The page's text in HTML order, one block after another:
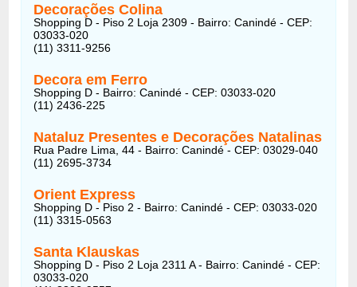
Decorações Colina
Shopping D - Piso 2 Loja 2309 - Bairro: Canindé - CEP:
03033-020
(11) 3311-9256
Decora em Ferro
Shopping D - Bairro: Canindé - CEP: 03033-020
(11) 2436-225
Nataluz Presentes e Decorações Natalinas
Rua Padre Lima, 44 - Bairro: Canindé - CEP: 03029-040
(11) 2695-3734
Orient Express
Shopping D - Piso 2 - Bairro: Canindé - CEP: 03033-020
(11) 3315-0563
Santa Klauskas
Shopping D - Piso 2 Loja 2311 A - Bairro: Canindé - CEP:
03033-020